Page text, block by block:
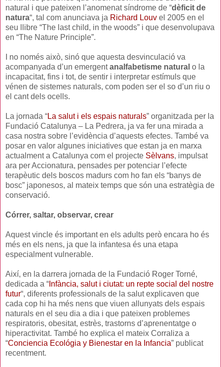
natural i que pateixen l’anomenat síndrome de “dèficit de
natura“, tal com anunciava ja Richard Louv el 2005 en el
seu llibre “The last child, in the woods” i que desenvolupava
en “The Nature Principle”.
I no només això, sinó que aquesta desvinculació va
acompanyada d’un emergentanalfabetisme natural o la
incapacitat, fins i tot, de sentir i interpretar estímuls que
vénen de sistemes naturals, com poden ser el so d’un riu o
el cant dels ocells.
La jornada “La salut i els espais naturals” organitzada per la
Fundació Catalunya – La Pedrera, ja va fer una mirada a
casa nostra sobre l’evidència d’aquests efectes. També va
posar en valor algunes iniciatives que estan ja en marxa
actualment a Catalunya com el projecte Sèlvans, impulsat
ara per Accionatura, pensades per potenciar l’efecte
terapèutic dels boscos madurs com ho fan els “banys de
bosc” japonesos, al mateix temps que són una estratègia de
conservació.
Córrer, saltar, observar, crear
Aquest vincle és important en els adults però encara ho és
més en els nens, ja que la infantesa és una etapa
especialment vulnerable.
Així, en la darrera jornada de la Fundació Roger Torné,
dedicada a “ Infància, salut i ciutat: un repte social del nostre
futur“, diferents professionals de la salut explicaven que
cada cop hi ha més nens que viuen allunyats dels espais
naturals en el seu dia a dia i que pateixen problemes
respiratoris, obesitat, estrès, trastorns d’aprenentatge o
hiperactivitat. També ho explica el mateix Corraliza a
“Conciencia Ecológia y Bienestar en la Infancia” publicat
recentment.